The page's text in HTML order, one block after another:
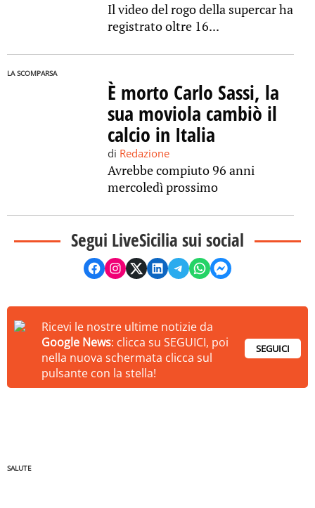
Il video del rogo della supercar ha
registrato oltre 16...
LA SCOMPARSA
È morto Carlo Sassi, la
sua moviola cambiò il
calcio in Italia
di Redazione
Avrebbe compiuto 96 anni
mercoledì prossimo
Segui LiveSicilia sui social
Ricevi le nostre ultime notizie da
Google News: clicca su SEGUICI, poi
nella nuova schermata clicca sul
pulsante con la stella!
SEGUICI
SALUTE